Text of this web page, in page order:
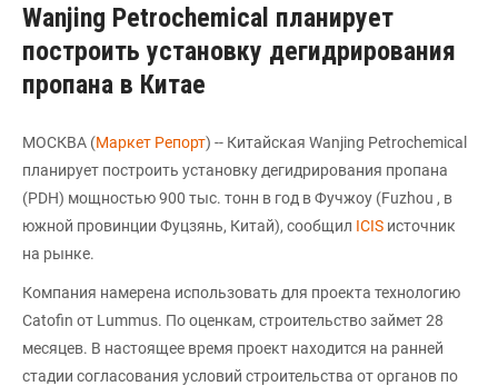
Wanjing Petrochemical планирует
построить установку дегидрирования
пропана в Китае
МОСКВА (Маркет Репорт) -- Китайская Wanjing Petrochemical
планирует построить установку дегидрирования пропана
(PDH) мощностью 900 тыс. тонн в год в Фучжоу (Fuzhou , в
южной провинции Фуцзянь, Китай), сообщил ICIS источник
на рынке.
Компания намерена использовать для проекта технологию
Catofin от Lummus. По оценкам, строительство займет 28
месяцев. В настоящее время проект находится на ранней
стадии согласования условий строительства от органов по